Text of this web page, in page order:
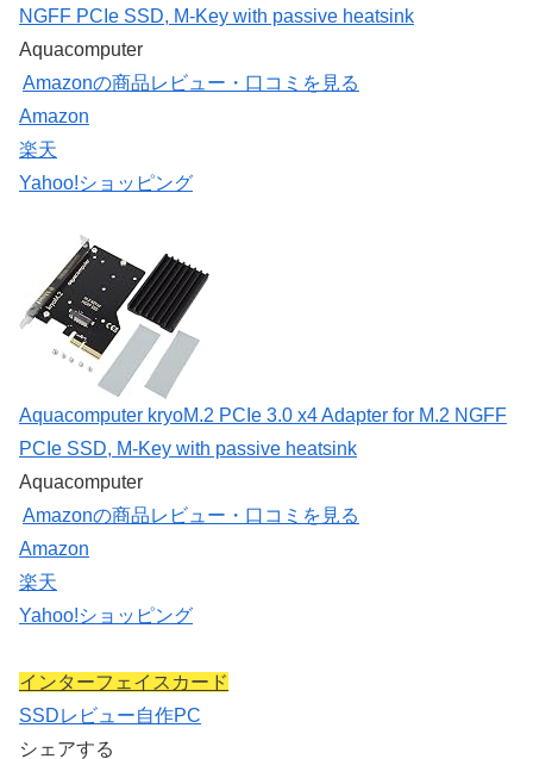
NGFF PCIe SSD, M-Key with passive heatsink
Aquacomputer
Amazonの商品レビュー・口コミを見る
Amazon
楽天
Yahoo!ショッピング
Aquacomputer kryoM.2 PCIe 3.0 x4 Adapter for M.2 NGFF
PCIe SSD, M-Key with passive heatsink
Aquacomputer
Amazonの商品レビュー・口コミを見る
Amazon
楽天
Yahoo!ショッピング
インターフェイスカード
SSD レビュー自作PC
シェアする